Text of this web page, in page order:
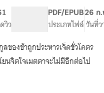
วิว
PDF/EPUB
ประเภทไฟล์
26 ก
วันที่ว
ของข้าถูกประหารเจ็ดชั่วโคตร
นจิตใจเมตตาจะไม่มีอีกต่อไป